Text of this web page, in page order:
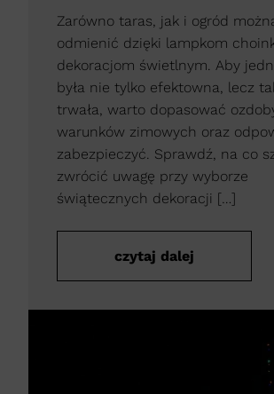
Zarówno taras, jak i ogród
odmienić dzięki lampkom
dekoracjom świetlnym. Aby
była nie tylko efektowna, lecz
trwała, warto dopasować
warunków zimowych oraz
zabezpieczyć. Sprawdź, na co
zwrócić uwagę przy wyborze
świątecznych dekoracji […]
czytaj dalej